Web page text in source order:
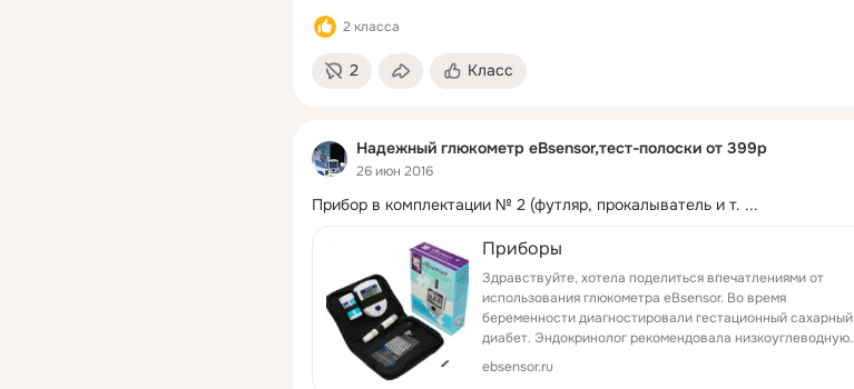
2 класса
2 Класс
Надежный глюкометр eBsensor,тест-полоски от 399р
26 июн 2016
Прибор в комплектации № 2 (футляр, прокалыватель и т. ...
Приборы
Здравствуйте, хотела поделиться впечатлениями от
использования глюкометра eBsensor. Во время
беременности диагностировали гестационный сахарный
диабет. Эндокринолог рекомендовала низкоуглеводную
диету и контроль сахара в крови. Я была озадачена ...
ebsensor.ru